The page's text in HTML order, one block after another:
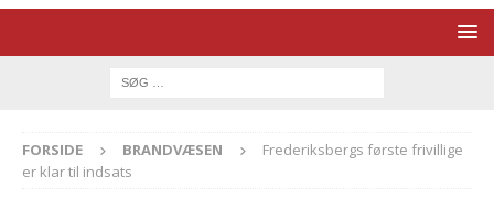
FORSIDE BRANDVÆSEN
Frederiksbergs første frivillige
er klar til indsats